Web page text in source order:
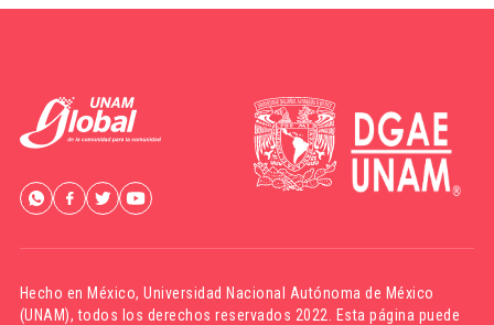
Hecho en México,Universidad Nacional Autónoma de México
(UNAM), todos los derechos reservados 2022. Esta página puede